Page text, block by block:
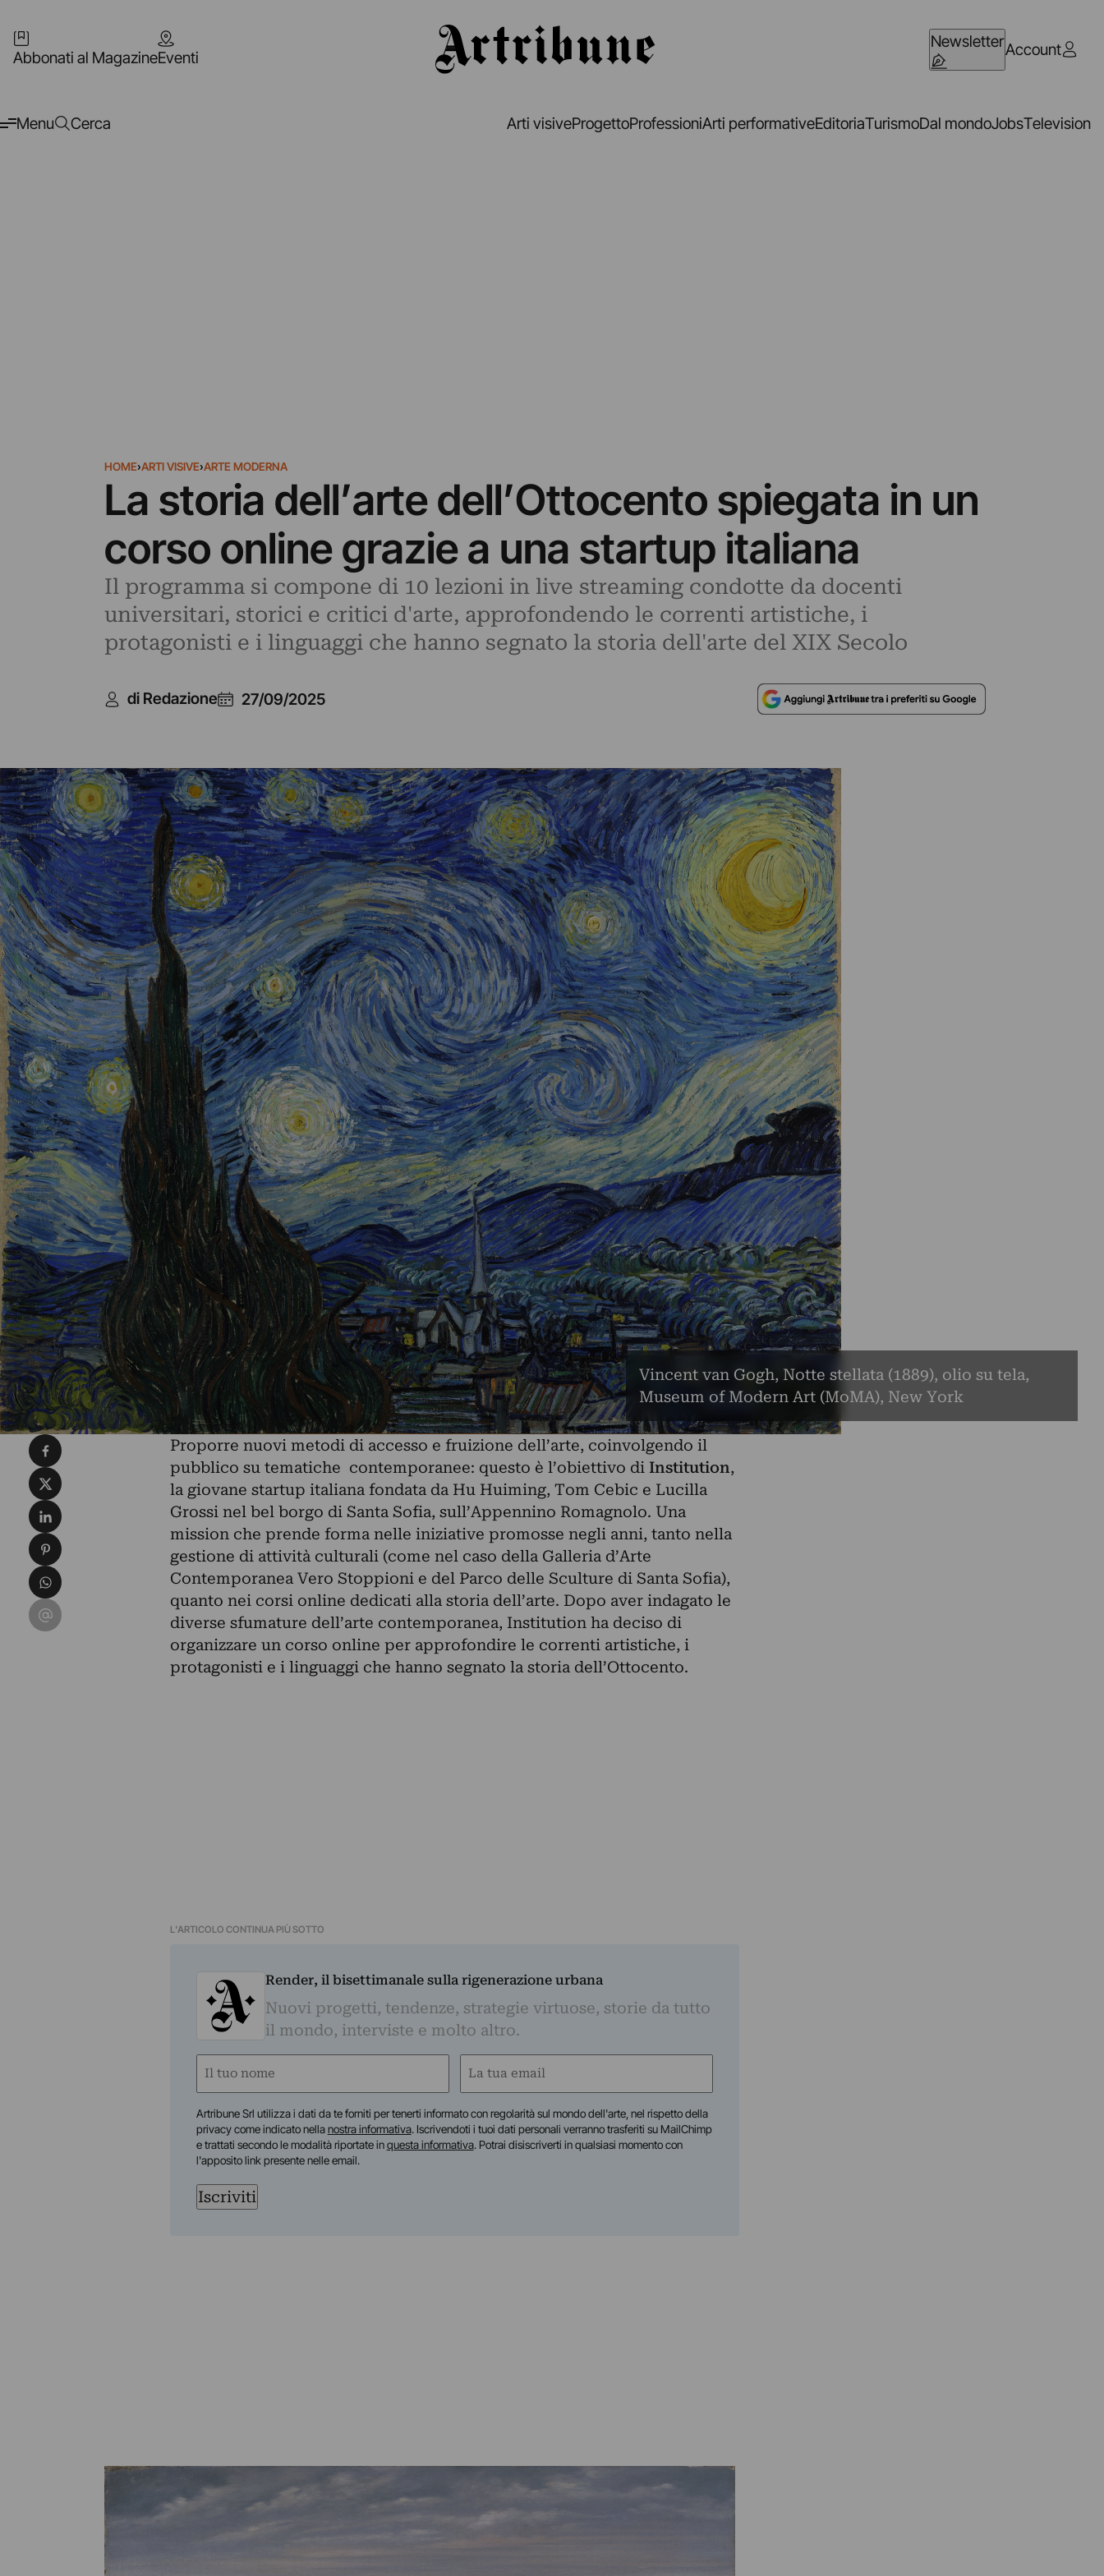
Abbonati al MagazineEventi
NewsletterAccount
Menu Cerca Arti visiveProgettoProfessioniArti performativeEditoriaTurismoDal mondoJobsTelevision
HOME›ARTI VISIVE›ARTE MODERNA
La storia dell’arte dell’Ottocento spiegata in un
corso online grazie a una startup italiana
Il programma si compone di 10 lezioni in live streaming condotte da docenti
universitari, storici e critici d'arte, approfondendo le correnti artistiche, i
protagonisti e i linguaggi che hanno segnato la storia dell'arte del XIX Secolo
di Redazione 27/09/2025
Vincent van Gogh, Notte stellata (1889), olio su tela,
Museum of Modern Art (MoMA), New York
Proporre nuovi metodi di accesso e fruizione dell’arte, coinvolgendo il
pubblico su tematiche contemporanee: questo è l’obiettivo di Institution,
la giovane startup italiana fondata da Hu Huiming, Tom Cebic e Lucilla
Grossi nel bel borgo di Santa Sofia, sull’Appennino Romagnolo. Una
mission che prende forma nelle iniziative promosse negli anni, tanto nella
gestione di attività culturali (come nel caso della Galleria d’Arte
Contemporanea Vero Stoppioni e del Parco delle Sculture di Santa Sofia),
quanto nei corsi online dedicati alla storia dell’arte. Dopo aver indagato le
diverse sfumature dell’arte contemporanea, Institution ha deciso di
organizzare un corso online per approfondire le correnti artistiche, i
protagonisti e i linguaggi che hanno segnato la storia dell’Ottocento.
L'ARTICOLO CONTINUA PIÙ SOTTO
Render, il bisettimanale sulla rigenerazione urbana
Nuovi progetti, tendenze, strategie virtuose, storie da tutto
il mondo, interviste e molto altro.
Nome
Email
Artribune Srl utilizza i dati da te forniti per tenerti informato con regolarità sul mondo dell'arte, nel rispetto della
privacy come indicato nellanostra informativa. Iscrivendoti i tuoi dati personali verranno trasferiti su MailChimp
e trattati secondo le modalità riportate inquesta informativa. Potrai disiscriverti in qualsiasi momento con
l'apposito link presente nelle email.
Iscriviti
Condividi su Facebook
Condividi su X
Condividi su LinkedIn
Condividi su Pinterest
Condividi su WhatsApp
Condividi su Email